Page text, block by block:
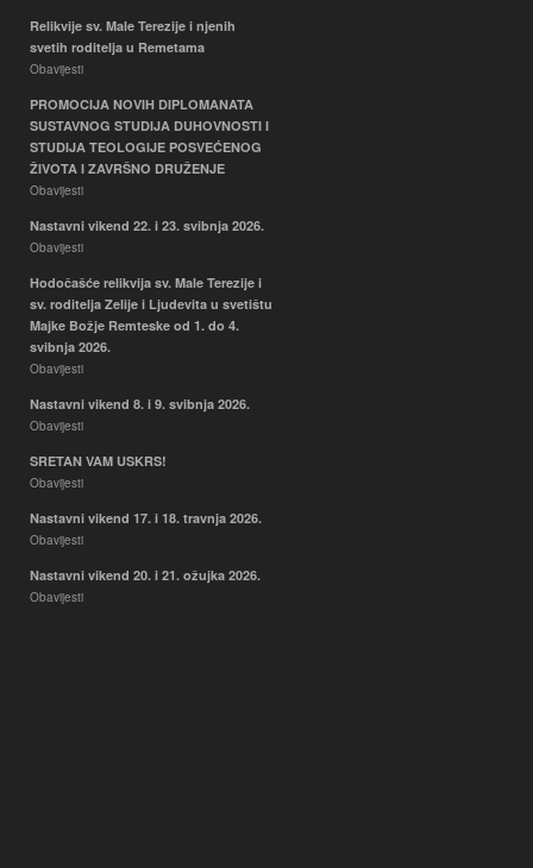
Relikvije sv. Male Terezije i njenih
svetih roditelja u Remetama
Obavijesti
PROMOCIJA NOVIH DIPLOMANATA
SUSTAVNOG STUDIJA DUHOVNOSTI I
STUDIJA TEOLOGIJE POSVEĆENOG
ŽIVOTA I ZAVRŠNO DRUŽENJE
Obavijesti
Nastavni vikend 22. i 23. svibnja 2026.
Obavijesti
Hodočašće relikvija sv. Male Terezije i
sv. roditelja Zelije i Ljudevita u svetištu
Majke Božje Remteske od 1. do 4.
svibnja 2026.
Obavijesti
Nastavni vikend 8. i 9. svibnja 2026.
Obavijesti
SRETAN VAM USKRS!
Obavijesti
Nastavni vikend 17. i 18. travnja 2026.
Obavijesti
Nastavni vikend 20. i 21. ožujka 2026.
Obavijesti